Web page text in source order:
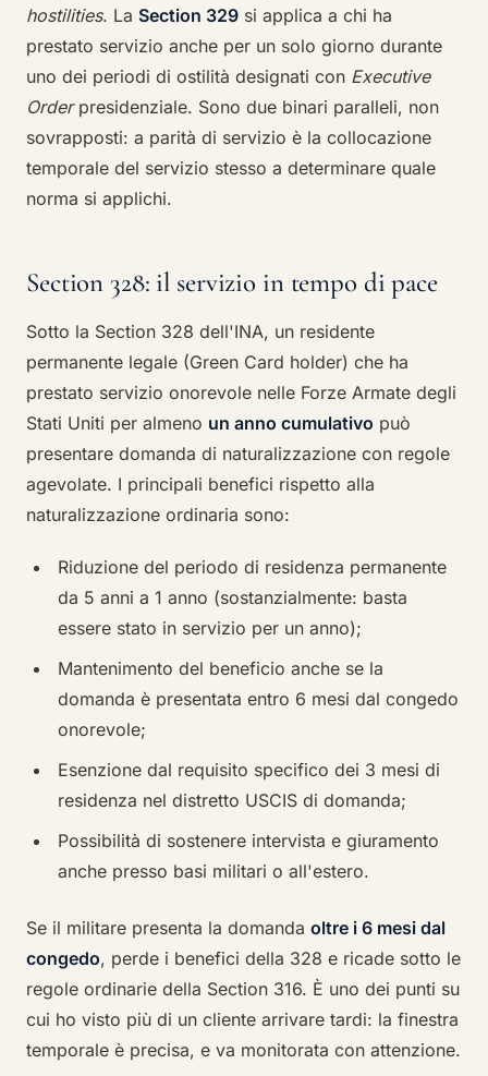
hostilities. La Section 329 si applica a chi ha
prestato servizio anche per un solo giorno durante
uno dei periodi di ostilità designati con Executive
Orderpresidenziale. Sono due binari paralleli, non
sovrapposti: a parità di servizio è la collocazione
temporale del servizio stesso a determinare quale
norma si applichi.
Section 328: il servizio in tempo di pace
Sotto la Section 328 dell'INA, un residente
permanente legale (Green Card holder) che ha
prestato servizio onorevole nelle Forze Armate degli
Stati Uniti per almeno un anno cumulativo può
presentare domanda di naturalizzazione con regole
agevolate. I principali benefici rispetto alla
naturalizzazione ordinaria sono:
Riduzione del periodo di residenza permanente
da 5 anni a 1 anno (sostanzialmente: basta
essere stato in servizio per un anno);
Mantenimento del beneficio anche se la
domanda è presentata entro 6 mesi dal congedo
onorevole;
Esenzione dal requisito specifico dei 3 mesi di
residenza nel distretto USCIS di domanda;
Possibilità di sostenere intervista e giuramento
anche presso basi militari o all'estero.
Se il militare presenta la domanda oltre i 6 mesi dal
congedo, perde i benefici della 328 e ricade sotto le
regole ordinarie della Section 316. È uno dei punti su
cui ho visto più di un cliente arrivare tardi: la finestra
temporale è precisa, e va monitorata con attenzione.